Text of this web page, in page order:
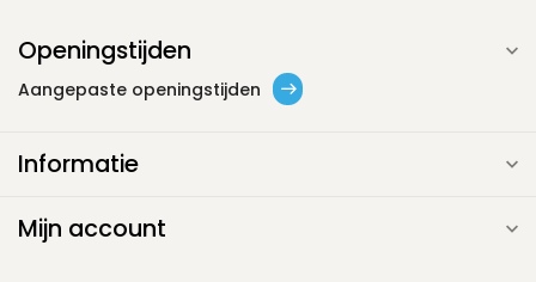
Openingstijden
Aangepaste openingstijden
Informatie
Mijn account